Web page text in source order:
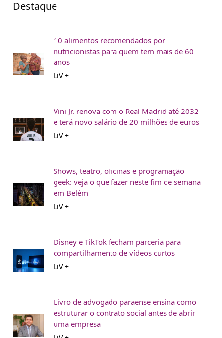
Destaque
10 alimentos recomendados por
nutricionistas para quem tem mais de 60
anos
LiV +
Vini Jr. renova com o Real Madrid até 2032
e terá novo salário de 20 milhões de euros
LiV +
Shows, teatro, oficinas e programação
geek: veja o que fazer neste fim de semana
em Belém
LiV +
Disney e TikTok fecham parceria para
compartilhamento de vídeos curtos
LiV +
Livro de advogado paraense ensina como
estruturar o contrato social antes de abrir
uma empresa